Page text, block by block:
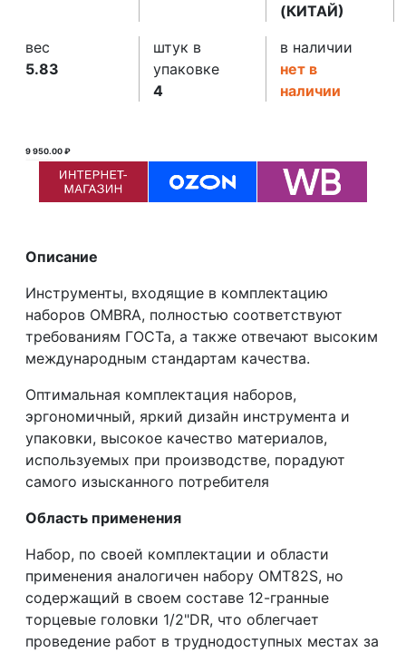
(КИТАЙ)
вес
5.83
штук в
упаковке
4
в наличии
нет в
наличии
9 950.00 ₽
Описание
Инструменты, входящие в комплектацию
наборов OMBRA, полностью соответствуют
требованиям ГОСТа, а также отвечают высоким
международным стандартам качества.
Оптимальная комплектация наборов,
эргономичный, яркий дизайн инструмента и
упаковки, высокое качество материалов,
используемых при производстве, порадуют
самого изысканного потребителя
Область применения
Набор, по своей комплектации и области
применения аналогичен набору OMT82S, но
содержащий в своем составе 12-гранные
торцевые головки 1/2"DR, что облегчает
проведение работ в труднодоступных местах за